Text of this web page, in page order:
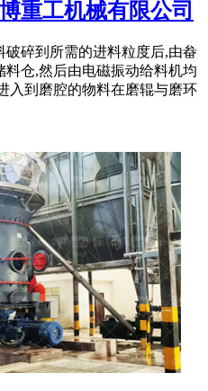
重工机械有限公司
破碎到所需的进料粒度后,由畚
仓,然后由电磁振动给料机均
入到磨腔的物料在磨辊与磨环